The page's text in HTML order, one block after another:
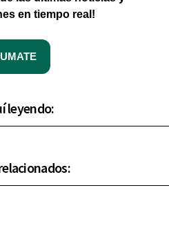
en tiempo real!
leyendo: